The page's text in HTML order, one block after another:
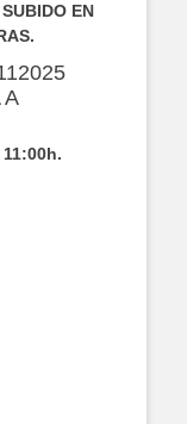
EN
11:00h.